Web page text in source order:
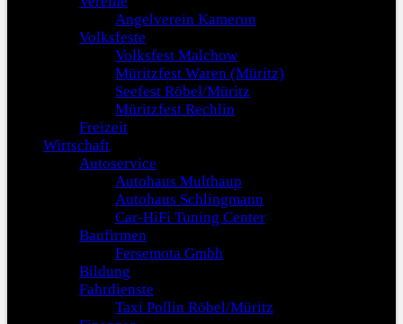
Angelverein Kamerun
Volksfeste
Volksfest Malchow
Müritzfest Waren (Müritz)
Seefest Röbel/Müritz
Müritzfest Rechlin
Freizeit
Wirtschaft
Autoservice
Autohaus Multhaup
Autohaus Schlingmann
Car-HiFi Tuning Center
Baufirmen
Fersemota Gmbh
Bildung
Fahrdienste
Taxi Pollin Röbel/Müritz